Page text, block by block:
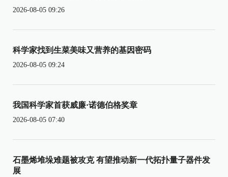
2026-08-05 09:26
科学家找到生菜美味又营养的基因密码
2026-08-05 09:24
我国科学家首获威廉·诺德伯格奖章
2026-08-05 07:40
石墨烯堆垛难题被攻克 有望推动新一代拓扑量子器件发
展